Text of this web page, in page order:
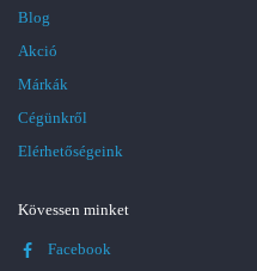
Blog
Akció
Márkák
Cégünkről
Elérhetőségeink
Kövessen minket
Facebook